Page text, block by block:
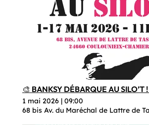
🎨 BANKSY DÉBARQUE AU SILO’T
1 mai 2026| 09:00
68 bis Av. du Maréchal de Lattre de